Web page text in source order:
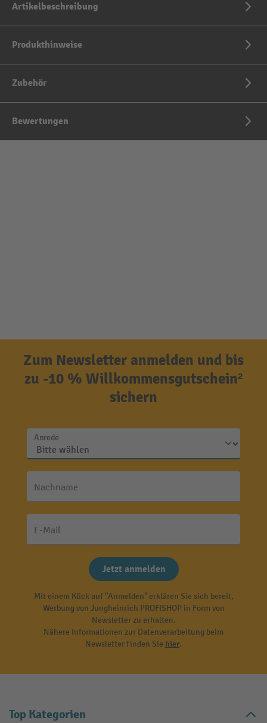
Artikelbeschreibung
Produkthinweise
Zubehör
Bewertungen
Zum Newsletter anmelden und bis
zu -10 % Willkommensgutschein²
sichern
Anrede
Nachname
E-Mail
Jetzt anmelden
Mit einem Klick auf "Anmelden" erklären Sie sich bereit,
Werbung von Jungheinrich PROFISHOP in Form von
Newsletter zu erhalten.
Nähere Informationen zur Datenverarbeitung beim
Newsletter finden Sie hier.
Top Kategorien